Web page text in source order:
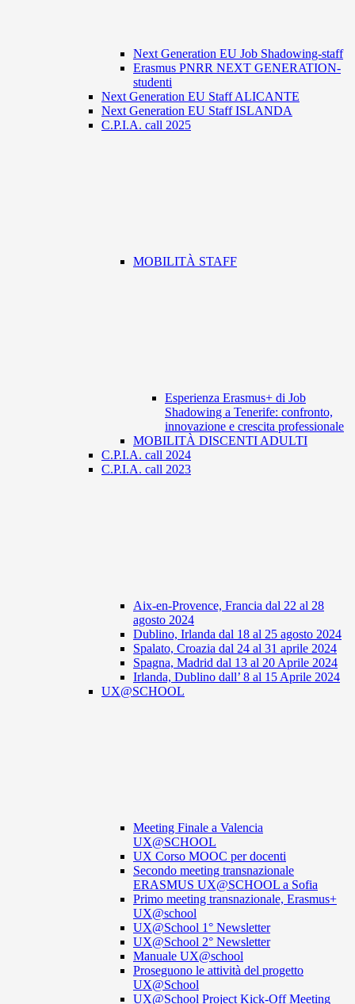
Next Generation EU Job Shadowing-staff
Erasmus PNRR NEXT GENERATION-
studenti
Next Generation EU Staff ALICANTE
Next Generation EU Staff ISLANDA
C.P.I.A. call 2025
MOBILITÀ STAFF
Esperienza Erasmus+ di Job
Shadowing a Tenerife: confronto,
innovazione e crescita professionale
MOBILITÀ DISCENTI ADULTI
C.P.I.A. call 2024
C.P.I.A. call 2023
Aix-en-Provence, Francia dal 22 al 28
agosto 2024
Dublino, Irlanda dal 18 al 25 agosto 2024
Spalato, Croazia dal 24 al 31 aprile 2024
Spagna, Madrid dal 13 al 20 Aprile 2024
Irlanda, Dublino dall’ 8 al 15 Aprile 2024
UX@SCHOOL
Meeting Finale a Valencia
UX@SCHOOL
UX Corso MOOC per docenti
Secondo meeting transnazionale
ERASMUS UX@SCHOOL a Sofia
Primo meeting transnazionale, Erasmus+
UX@school
UX@School 1° Newsletter
UX@School 2° Newsletter
Manuale UX@school
Proseguono le attività del progetto
UX@School
UX@School Project Kick-Off Meeting